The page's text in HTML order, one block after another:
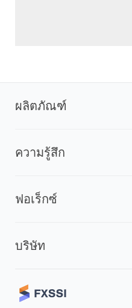
ผลิตภัณฑ์
ความรู้สึก
ฟอเร็กซ์
บริษัท